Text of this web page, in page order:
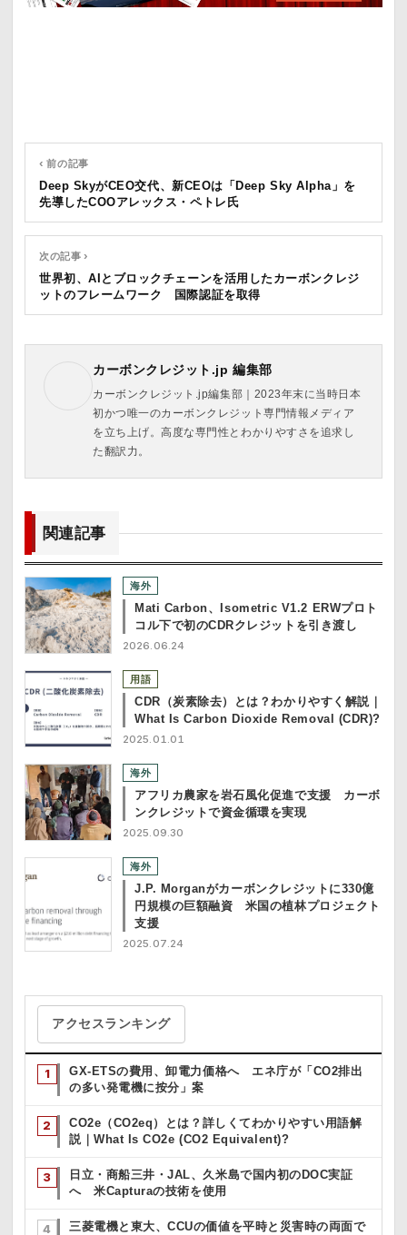
‹ 前の記事
Deep SkyがCEO交代、新CEOは「Deep Sky Alpha」を
先導したCOOアレックス・ペトレ氏
次の記事 ›
世界初、AIとブロックチェーンを活用したカーボンクレジ
ットのフレームワーク 国際認証を取得
カーボンクレジット.jp 編集部
カーボンクレジット.jp編集部｜2023年末に当時日本
初かつ唯一のカーボンクレジット専門情報メディア
を立ち上げ。高度な専門性とわかりやすさを追求し
た翻訳力。
関連記事
海外
Mati Carbon、Isometric V1.2 ERWプロト
コル下で初のCDRクレジットを引き渡し
2026.06.24
用語
CDR（炭素除去）とは？わかりやすく解説｜
What Is Carbon Dioxide Removal (CDR)?
2025.01.01
海外
アフリカ農家を岩石風化促進で支援 カーボ
ンクレジットで資金循環を実現
2025.09.30
海外
J.P. Morganがカーボンクレジットに330億
円規模の巨額融資 米国の植林プロジェクト
支援
2025.07.24
アクセスランキング
GX-ETSの費用、卸電力価格へ エネ庁が「CO2排出
の多い発電機に按分」案
CO2e（CO2eq）とは？詳しくてわかりやすい用語解
説｜What Is CO2e (CO2 Equivalent)?
日立・商船三井・JAL、久米島で国内初のDOC実証
へ 米Capturaの技術を使用
三菱電機と東大、CCUの価値を平時と災害時の両面で